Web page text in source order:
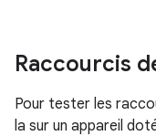
Raccourcis
Pour tester les
la sur un appareil